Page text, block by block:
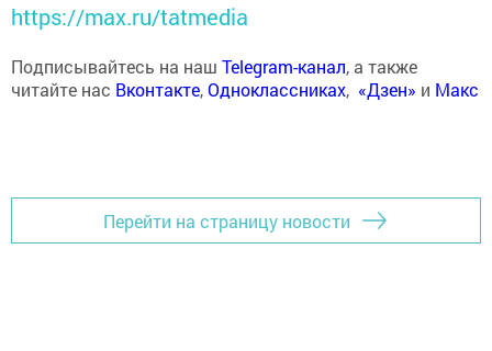
https://max.ru/tatmedia
Подписывайтесь на наш Telegram-канал, а также
читайте нас Вконтакте,Одноклассниках, «Дзен» и Макс
Перейти на страницу новости